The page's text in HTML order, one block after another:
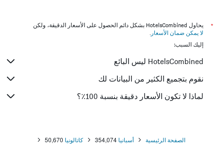
*
يحاول HotelsCombined بشكل دائم الحصول على الأسعار الدقيقة، ولكن
لا يمكن ضمان الأسعار .
إليك السبب:
HotelsCombined ليس البائع
نقوم بتجميع الكثير من البيانات لك
لماذا لا تكون الأسعار دقيقة بنسبة 100٪؟
الصفحة الرئيسية أسبانيا 354,074 كاتالونيا 50,670